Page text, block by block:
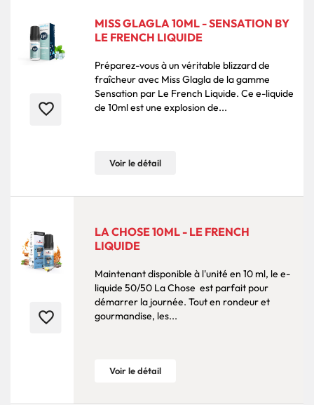
favorite_border
MISS GLAGLA 10ML - SENSATION BY
LE FRENCH LIQUIDE
Préparez-vous à un véritable blizzard de
fraîcheur avec Miss Glagla de la gamme
Sensation par Le French Liquide. Ce e-liquide
de 10ml est une explosion de...
Voir le détail
favorite_border
LA CHOSE 10ML - LE FRENCH
LIQUIDE
Maintenant disponible à l'unité en 10 ml, le e-
liquide 50/50 La Chose est parfait pour
démarrer la journée. Tout en rondeur et
gourmandise, les...
Voir le détail